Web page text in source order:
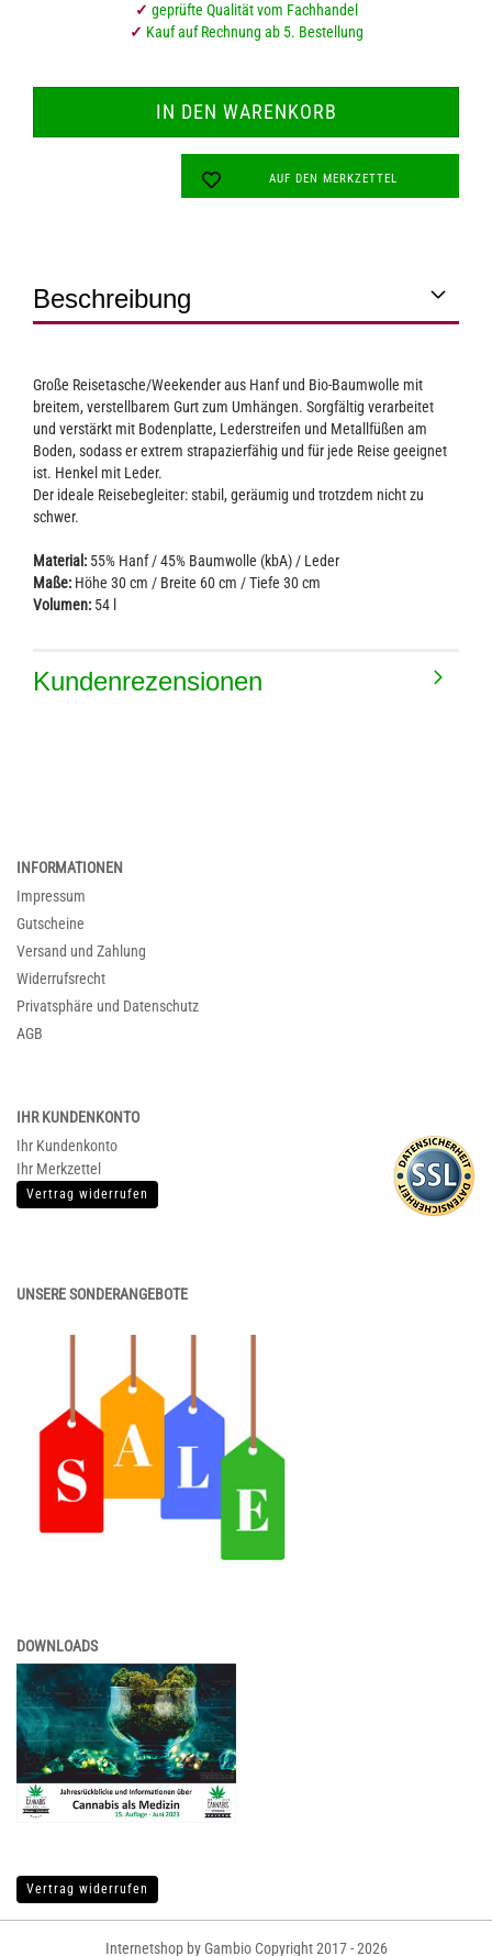
✓ geprüfte Qualität vom Fachhandel
✓ Kauf auf Rechnung ab 5. Bestellung
AUF DEN MERKZETTEL
Beschreibung
Große Reisetasche/Weekender aus Hanf und Bio-Baumwolle mit
breitem, verstellbarem Gurt zum Umhängen. Sorgfältig verarbeitet
und verstärkt mit Bodenplatte, Lederstreifen und Metallfüßen am
Boden, sodass er extrem strapazierfähig und für jede Reise geeignet
ist. Henkel mit Leder.
Der ideale Reisebegleiter: stabil, geräumig und trotzdem nicht zu
schwer.
Material: 55% Hanf / 45% Baumwolle (kbA) / Leder
Maße: Höhe 30 cm / Breite 60 cm / Tiefe 30 cm
Volumen: 54 l
Kundenrezensionen
INFORMATIONEN
Impressum
Gutscheine
Versand und Zahlung
Widerrufsrecht
Privatsphäre und Datenschutz
AGB
IHR KUNDENKONTO
Ihr Kundenkonto
Ihr Merkzettel
Vertrag widerrufen
UNSERE SONDERANGEBOTE
DOWNLOADS
Vertrag widerrufen
Internetshop by Gambio Copyright 2017 - 2026